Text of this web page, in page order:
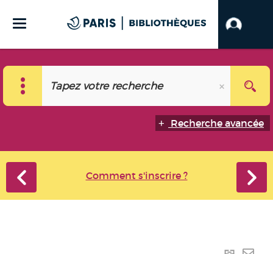
Recherche avancée
Comment s'inscrire ?
Lien